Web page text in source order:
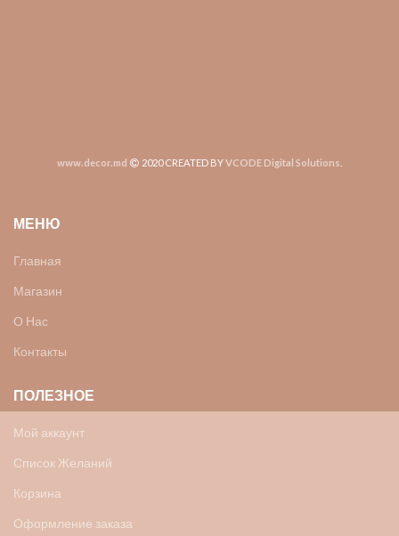
www.decor.md 2020 CREATED BYVCODE Digital Solutions
МЕНЮ
Главная
Магазин
О Нас
Контакты
ПОЛЕЗНОЕ
Мой аккаунт
Список Желаний
Корзина
Оформление заказа